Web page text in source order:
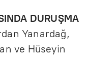
DURUŞMA
Yanardağ,
ve Hüseyin